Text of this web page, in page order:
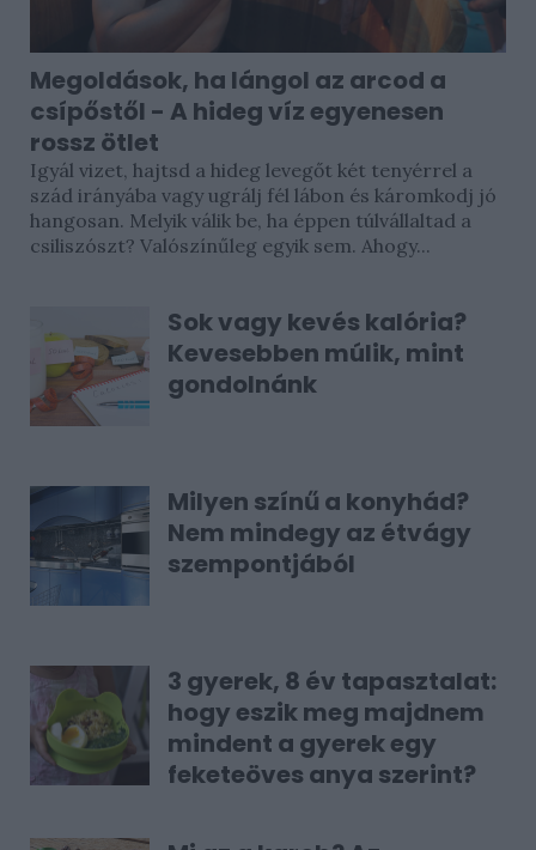
Megoldások, ha lángol az arcod a
csípőstől - A hideg víz egyenesen
rossz ötlet
Igyál vizet, hajtsd a hideg levegőt két tenyérrel a
szád irányába vagy ugrálj fél lábon és káromkodj jó
hangosan. Melyik válik be, ha éppen túlvállaltad a
csiliszószt? Valószínűleg egyik sem. Ahogy...
Sok vagy kevés kalória?
Kevesebben múlik, mint
gondolnánk
Milyen színű a konyhád?
Nem mindegy az étvágy
szempontjából
3 gyerek, 8 év tapasztalat:
hogy eszik meg majdnem
mindent a gyerek egy
feketeöves anya szerint?